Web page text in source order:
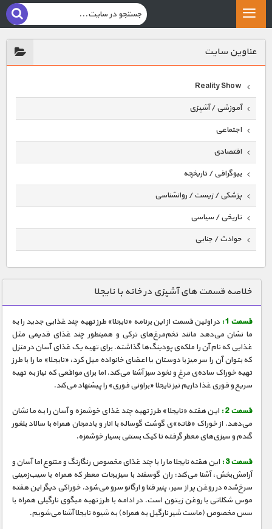
عناوين سايت
Reality Show
آموزشی / آشپزی
اجتماعی
اقتصادی
بیوگرافی / تاریخچه
پزشکی / زیست / روانشناسی
تاریخی / سیاسی
حوادث / جنایی
دنیای خوراکی ها
زمین شناسی / محیط زیست
سازه/ معماری/ مهندسی
سرگرمی
شناخت کودکان
طبیعت
علم و فناوری
فرهنگ / هنر
کیهان / نجوم
گردشگری
ماورایی
خلاصه قسمت های آشپزی در خانه با نایجلا
قسمت 1 :
در اولین قسمت از این برنامه «نایجلا» طرز تهیه چند غذایی جدید را به
ما نشان می‌دهد مانند تخم‌مرغ‌های ترکی و همینطور چند غذای قدیمی مثل
غذایی که نام آن را ملکه‌ی پودینگ‌ها گذاشته. برای تهیه یک غذای آسان در منزل
که بتوان آن را سر میز با دوستان یا اعضای خانواده میل کرد، «نایجلا» ما را با طرز
تهیه خوراک ساده‌ی مرغ و نخود سبز آشنا می‌کند. اما برای مواقعی که نیاز به تهیه
سریع و فوری غذا داریم نیز نایجلا «براونی فوری» را پیشنهاد می‌کند.
قسمت 2 :
این هفته «نایجلا» طرز تهیه چند غذای خوشمزه و آسان را به ما نشان
می‌دهد. از خوراک «فاته‌»ی گوشت گوساله با انار و بادمجان همراه با سالاد بلغور
گندم و سبزی‌های معطر گرفته تا کیک بستنی بسیار خوشمزه.
قسمت 3 :
این هقته نایجلا ما را با چند غذای مخصوص رنگارنگ و متنوع اما آسان و
آرامش‌بخش، آشنا می‌کند: ران گوسفند با سبزیجات معطر که همراه با سیب‌زمینی
سرخ‌شده در روغن پر از سیر، پنیر فتا و ارگانو سرو می‌شود. خوراکی دیگر این هفته
موس شکلاتی با روغن زیتون است. در ادامه با طرز تهیه میگوی نارگیلی همراه با
سس مخصوص (ماست شیر نارگیل به همراه) به شیوه نایجلا آشنا می‌شویم.